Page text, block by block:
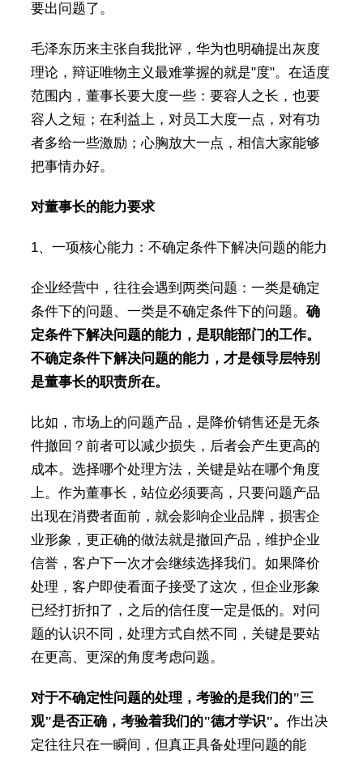
要出问题了。
毛泽东历来主张自我批评，华为也明确提出灰度
理论，辩证唯物主义最难掌握的就是"度"。在适度
范围内，董事长要大度一些：要容人之长，也要
容人之短；在利益上，对员工大度一点，对有功
者多给一些激励；心胸放大一点，相信大家能够
把事情办好。
对董事长的能力要求
1、一项核心能力：不确定条件下解决问题的能力
企业经营中，往往会遇到两类问题：一类是确定
条件下的问题、一类是不确定条件下的问题。 确
定条件下解决问题的能力，是职能部门的工作。
不确定条件下解决问题的能力，才是领导层特别
是董事长的职责所在。
比如，市场上的问题产品，是降价销售还是无条
件撤回？前者可以减少损失，后者会产生更高的
成本。选择哪个处理方法，关键是站在哪个角度
上。作为董事长，站位必须要高，只要问题产品
出现在消费者面前，就会影响企业品牌，损害企
业形象，更正确的做法就是撤回产品，维护企业
信誉，客户下一次才会继续选择我们。如果降价
处理，客户即使看面子接受了这次，但企业形象
已经打折扣了，之后的信任度一定是低的。对问
题的认识不同，处理方式自然不同，关键是要站
在更高、更深的角度考虑问题。
对于不确定性问题的处理，考验的是我们的"三
观"是否正确，考验着我们的"德才学识"。 作出决
定往往只在一瞬间，但真正具备处理问题的能